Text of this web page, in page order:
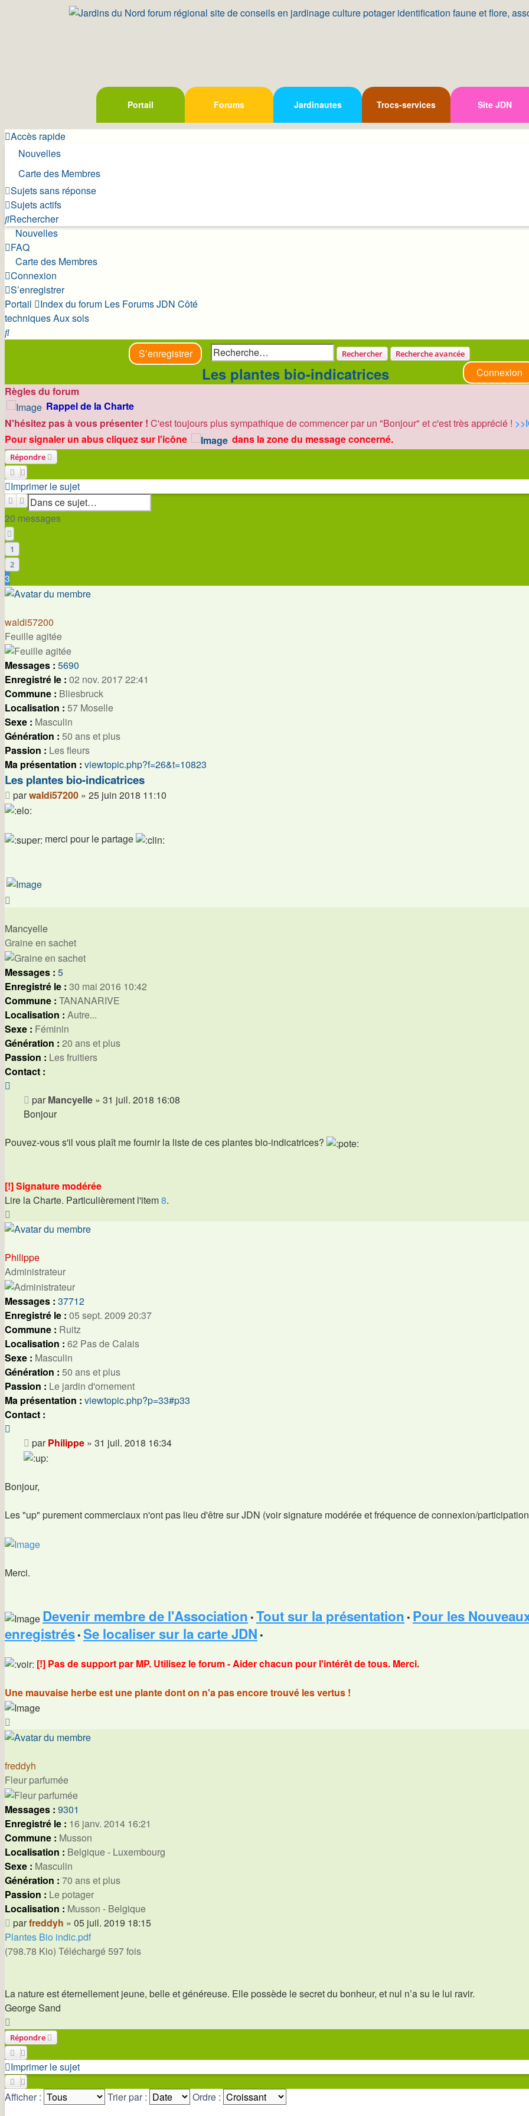
Portail Forums Jardinautes Trocs-services Site JDN
Accès rapide
Nouvelles
Carte des Membres
Sujets sans réponse
Sujets actifs
Rechercher
Nouvelles
FAQ
Carte des Membres
Connexion
S’enregistrer
Portail
Index du forum Les Forums JDN Côté
techniquesAux sols
Rechercher
S’enregistrer
Rechercher Recherche avancée
Connexion
Les plantes bio-indicatrices
Règles du forum
Rappel de la Charte
N'hésitez pas à vous présenter ! C'est toujours plus sympathique de commencer par un "Bonjour" et c'est très apprécié !
Pour signaler un abus cliquez sur l'icône
dans la zone du message concerné.
Répondre
Imprimer le sujet
Rechercher
Recherche avancée
20 messages
1
2
3
waldi57200
Feuille agitée
Messages : 5690
Enregistré le : 02 nov. 2017 22:41
Commune : Bliesbruck
Localisation : 57 Moselle
Sexe : Masculin
Génération : 50 ans et plus
Passion : Les fleurs
Ma présentation : viewtopic.php?f=26&t=10823
Les plantes bio-indicatrices
Message
parwaldi57200 » 25 juin 2018 11:10
merci pour le partage
Mancyelle
Graine en sachet
Messages : 5
Enregistré le : 30 mai 2016 10:42
Commune : TANANARIVE
Localisation : Autre...
Sexe : Féminin
Génération : 20 ans et plus
Passion : Les fruitiers
Contact :
Mancyelle
Message
parMancyelle » 31 juil. 2018 16:08
Bonjour
Pouvez-vous s'il vous plaît me fournir la liste de ces plantes bio-indicatrices?
[!] Signature modérée
Lire la Charte. Particulièrement l'item8.
Philippe
Administrateur
Messages : 37712
Enregistré le : 05 sept. 2009 20:37
Commune : Ruitz
Localisation : 62 Pas de Calais
Sexe : Masculin
Génération : 50 ans et plus
Passion : Le jardin d'ornement
Ma présentation : viewtopic.php?p=33#p33
Contact :
PhilippeMessage
parPhilippe » 31 juil. 2018 16:34
Bonjour,
Les "up" purement commerciaux n'ont pas lieu d'être sur JDN (voir signature modérée et fréquence de connexion/
Merci.
Devenir membre de l'Association • Tout sur la présentation • Pour les
enregistrés • Se localiser sur la carte JDN •
[!] Pas de support par MP. Utilisez le forum - Aider chacun pour l'intérêt de tous. Merci.
Une mauvaise herbe est une plante dont on n'a pas encore trouvé les vertus !
freddyh
Fleur parfumée
Messages : 9301
Enregistré le : 16 janv. 2014 16:21
Commune : Musson
Localisation : Belgique - Luxembourg
Sexe : Masculin
Génération : 70 ans et plus
Passion : Le potager
Localisation : Musson - Belgique
Message
parfreddyh » 05 juil. 2019 18:15
Plantes Bio indic.pdf
(798.78 Kio) Téléchargé 597 fois
La nature est éternellement jeune, belle et généreuse. Elle possède le secret du bonheur, et nul n’a su le lui ravir.
George Sand
Répondre
Imprimer le sujet
Afficher : Trier par : Ordre :